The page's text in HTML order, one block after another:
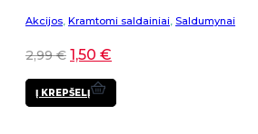
Akcijos, Kramtomi saldainiai, Saldumynai
2,99€ 1,50 €
Į KREPŠELĮ